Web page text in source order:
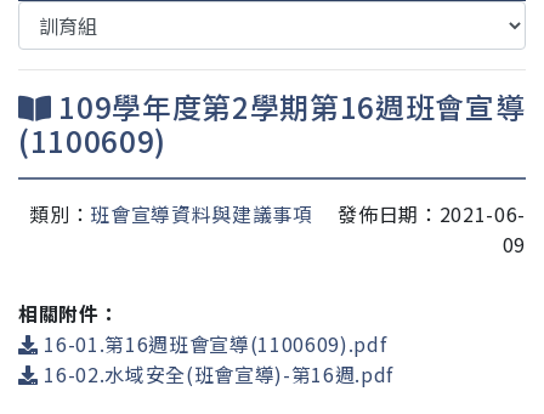
109學年度第2學期第16週班會宣導
(1100609)
類別： 班會宣導資料與建議事項
發佈日期：2021-06-
09
相關附件：
16-01.第16週班會宣導(1100609).pdf
16-02.水域安全(班會宣導)-第16週.pdf